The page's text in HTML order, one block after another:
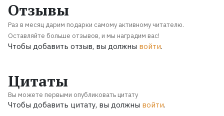
Отзывы
Раз в месяц дарим подарки самому активному читателю.
Оставляйте больше отзывов, и мы наградим вас!
Чтобы добавить отзыв, вы должны войти.
Цитаты
Вы можете первыми опубликовать цитату
Чтобы добавить цитату, вы должны войти.